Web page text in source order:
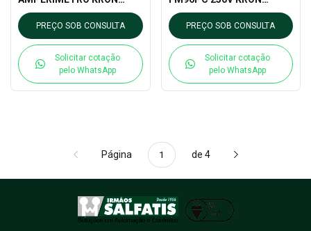
MEDIDORES
PREÇO SOB CONSULTA
Solicitar cotação
pelo WhatsApp
MEDIDORES
PREÇO SOB CONSULTA
Solicitar cotação
pelo WhatsApp
Página de 4